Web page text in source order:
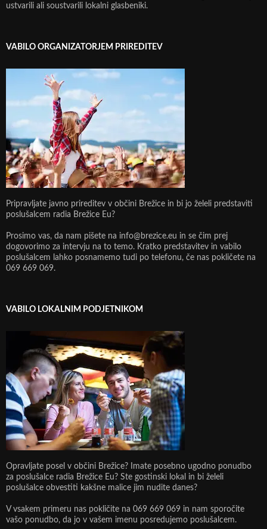
ustvarili ali soustvarili lokalni glasbeniki.
VABILO ORGANIZATORJEM PRIREDITEV
Pripravljate javno prireditev v občini Brežice in bi jo želeli predstaviti
poslušalcem radia Brežice Eu?
Prosimo vas, da nam pišete na info@brezice.eu in se čim prej
dogovorimo za intervju na to temo. Kratko predstavitev in vabilo
poslušalcem lahko posnamemo tudi po telefonu, če nas pokličete na
069 669 069.
VABILO LOKALNIM PODJETNIKOM
Opravljate posel v občini Brežice? Imate posebno ugodno ponudbo
za poslušalce radia Brežice Eu? Ste gostinski lokal in bi želeli
poslušalce obvestiti kakšne malice jim nudite danes?
V vsakem primeru nas pokličite na 069 669 069 in nam sporočite
vašo ponudbo, da jo v vašem imenu posredujemo poslušalcem.